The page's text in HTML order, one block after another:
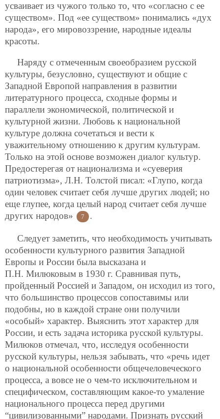
усваивает из чужого только то, что «согласно с ее
существом». Под «ее существом» понимались «дух
народа», его мировоззрение, народные идеалы
красоты.
Наряду с отмеченным своеобразием русской
культуры, безусловно, существуют и общие с
Западной Европой направления в развитии
литературного процесса, сходные формы и
параллели экономической, политической и
культурной жизни. Любовь к национальной
культуре должна сочетаться и вести к
уважительному отношению к другим культурам.
Только на этой основе возможен диалог культур.
Предостерегая от национализма и «суеверия
патриотизма», Л.Н. Толстой писал: «Глупо, когда
один человек считает себя лучше других людей; но
еще глупее, когда целый народ считает себя лучше
других народов»
7 .
Следует заметить, что необходимость учитывать
особенности культурного развития Западной
Европы и России была высказана и
П.Н. Милюковым в 1930 г. Сравнивая путь,
пройденный Россией и Западом, он исходил из того,
что большинство процессов сопоставимы или
подобны, но в каждой стране они получили
«особый» характер. Выяснить этот характер для
России, и есть задача историка русской культуры.
Милюков отмечал, что, исследуя особенности
русской культуры, нельзя забывать, что «речь идет
о национальной особенности общечеловеческого
процесса, а вовсе не о чем-то исключительном и
специфическом, составляющим какое-то умаление
национального процесса перед другими
“цивилизованными” народами. Признать русский